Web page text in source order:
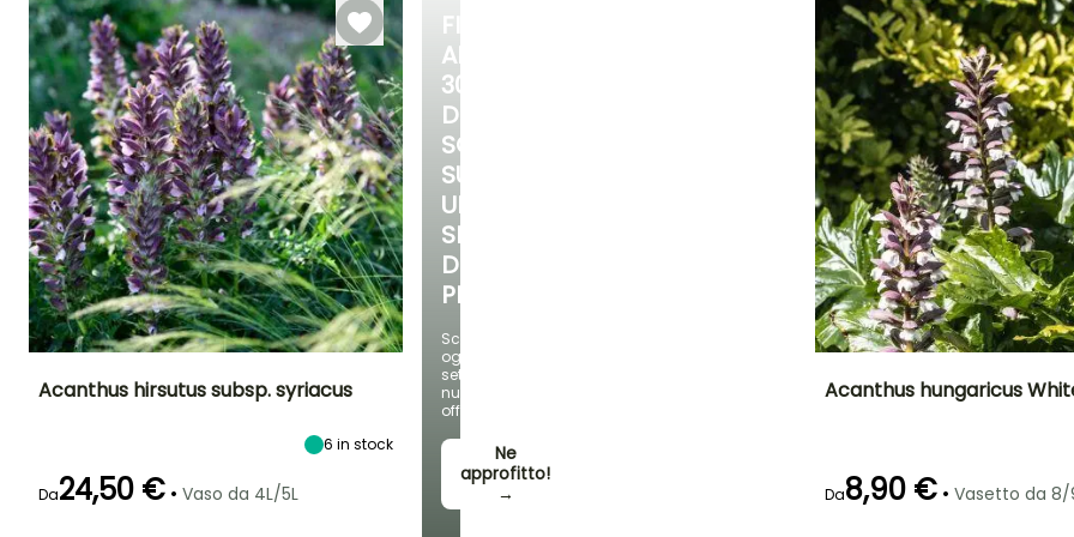
FINO
AL
30%
DI
SCONTO
SU
UNA
SELEZIONE
DI
PIANTE!
Scopri
ogni
settimana
nuove
offerte
Ne
approfitto!
→
Semina in
semenzaio,
Semina in
semenzaio
riscaldato
aprile,
settembre a
Novembre
Esposizione
Sole
Acanthus hirsutus subsp. syriacus
6 in stock
Da24,50 € • Vaso da 4L/5L
Acanthus hungaricus
Da8,90 € • Vasetto da